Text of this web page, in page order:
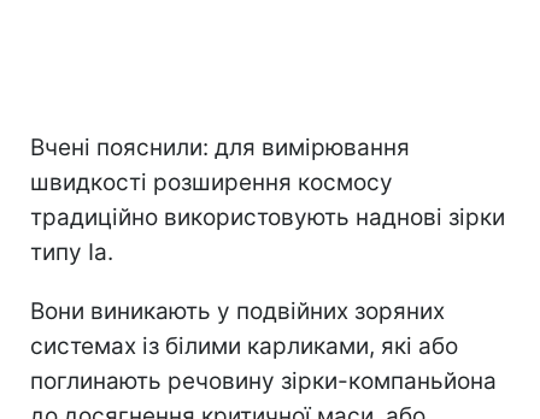
Вчені пояснили: для вимірювання
швидкості розширення космосу
традиційно використовують наднові зірки
типу Ia.
Вони виникають у подвійних зоряних
системах із білими карликами, які або
поглинають речовину зірки-компаньйона